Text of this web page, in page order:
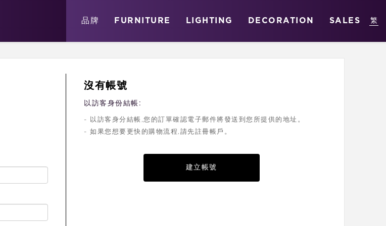
品牌 FURNITURE LIGHTING DECORATION SALES
沒有帳號
以訪客身份結帳:
- 以訪客身分結帳,您的訂單確認電子郵件將發送到您所提供的地址。
- 如果您想要更快的購物流程,請先註冊帳戶。
建立帳號